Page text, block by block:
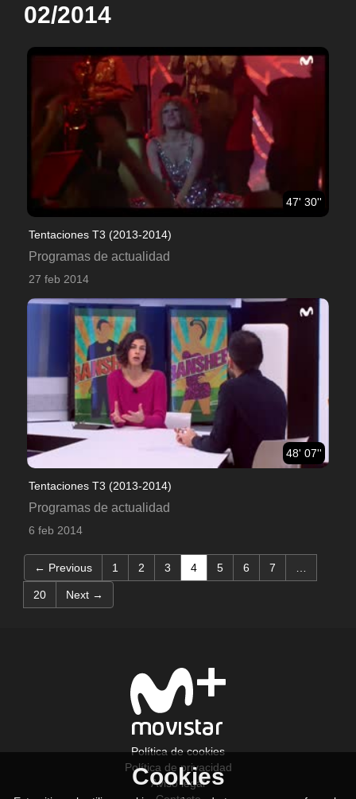
02/2014
47' 30''
Tentaciones T3 (2013-2014)
Programas de actualidad
27 feb 2014
48' 07''
Tentaciones T3 (2013-2014)
Programas de actualidad
6 feb 2014
← Previous 1 2 3 4(current)
5 6 7
20 Next →
Política de cookies
Política de privacidad
Aviso legal
Cookies